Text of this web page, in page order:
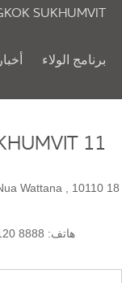
SUKHUMVIT
برنامج الولاء
11
Wattana , 10110
هاتف: 8888